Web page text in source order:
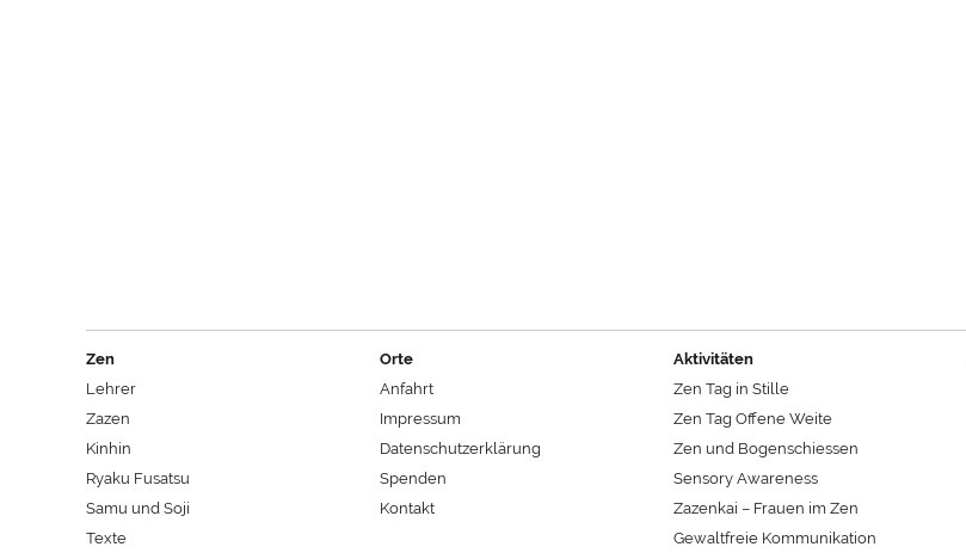
Zen
Lehrer
Zazen
Kinhin
Ryaku Fusatsu
Samu und Soji
Texte
Orte
Anfahrt
Impressum
Datenschutzerklärung
Spenden
Kontakt
Aktivitäten
Zen Tag in Stille
Zen Tag Offene Weite
Zen und Bogenschiessen
Sensory Awareness
Zazenkai – Frauen im Zen
Gewaltfreie Kommunikation